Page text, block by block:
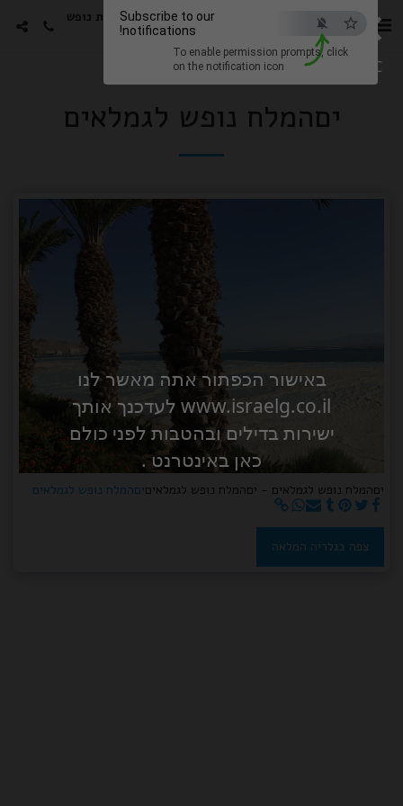
×
ESC
באישור הכפתור אתה מאשר לנו
www.israelg.co.il לעדכנך אותך
ישירות בדילים ובהטבות לפני כולם
כאן באינטרנט .
Subscribe to our
notifications!
To enable permission prompts, click
on the notification icon
סטורי הפקות -גימלאים חבילות נופש
עם האמנים האהובים
יםהמלח נופש לגמלאים
יםהמלח נופש לגמלאים - יםהמלח נופש לגמלאיםיםהמלח נופש לגמלאים
צפה בגלריה המלאה